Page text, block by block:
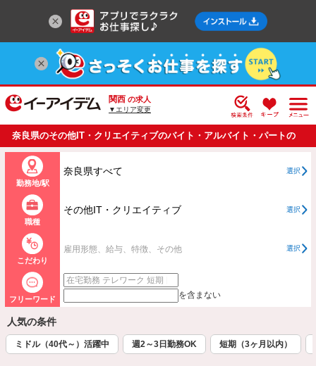
関西 の求人
▼エリア変更
奈良県のその他IT・クリエイティブのバイト・アルバイト・パートの
求人情報一覧
勤務地/駅
奈良県すべて 選択
職種
その他IT・クリエイティブ 選択
こだわり
雇用形態、給与、特徴、その他 選択
フリーワード を含まない
人気の条件
ミドル（40代～）活躍中 週2～3日勤務OK 短期（3ヶ月以内）